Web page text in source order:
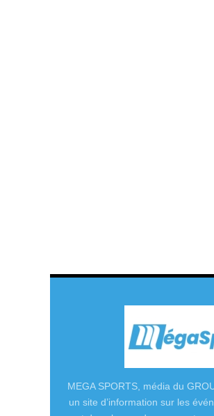
MEGA SPORTS, média du
un site d’information sur les